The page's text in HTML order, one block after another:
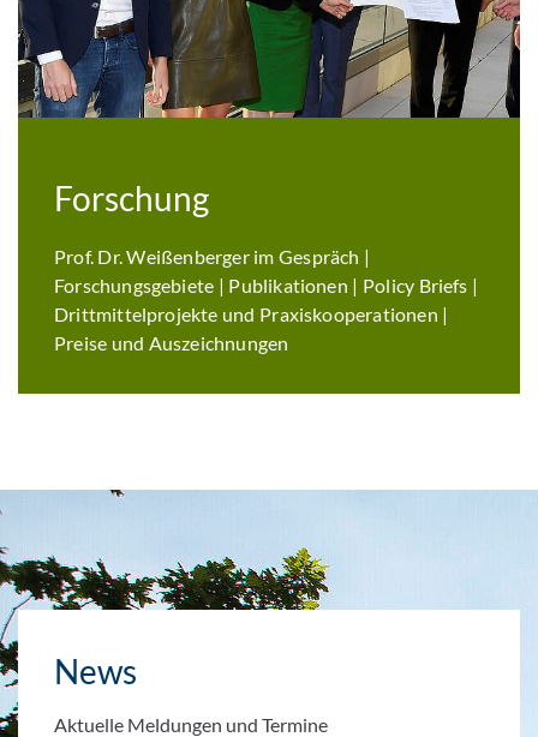
Forschung
Prof. Dr. Weißenberger im Gespräch |
Forschungsgebiete | Publikationen | Policy Briefs |
Drittmittelprojekte und Praxiskooperationen |
Preise und Auszeichnungen
News
Aktuelle Meldungen und Termine